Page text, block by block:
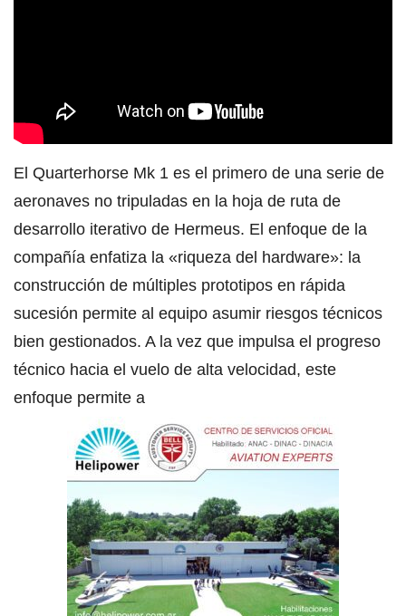
El Quarterhorse Mk 1 es el primero de una serie de
aeronaves no tripuladas en la hoja de ruta de
desarrollo iterativo de Hermeus. El enfoque de la
compañía enfatiza la «riqueza del hardware»: la
construcción de múltiples prototipos en rápida
sucesión permite al equipo asumir riesgos técnicos
bien gestionados. A la vez que impulsa el progreso
técnico hacia el vuelo de alta velocidad, este
enfoque permite a